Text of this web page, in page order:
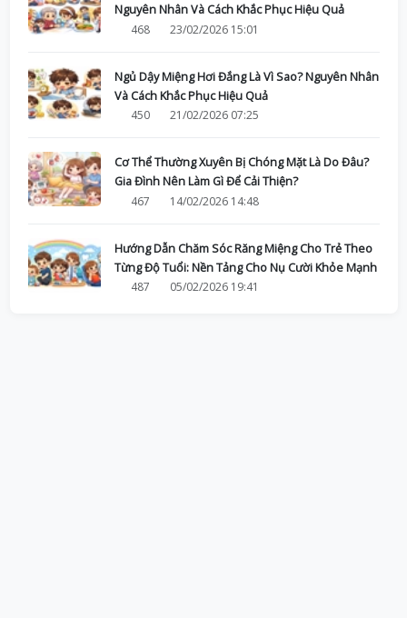
Nguyên Nhân Và Cách Khắc Phục Hiệu Quả
468
23/02/2026 15:01
Ngủ Dậy Miệng Hơi Đắng Là Vì Sao? Nguyên Nhân
Và Cách Khắc Phục Hiệu Quả
450
21/02/2026 07:25
Cơ Thể Thường Xuyên Bị Chóng Mặt Là Do Đâu?
Gia Đình Nên Làm Gì Để Cải Thiện?
467
14/02/2026 14:48
Hướng Dẫn Chăm Sóc Răng Miệng Cho Trẻ Theo
Từng Độ Tuổi: Nền Tảng Cho Nụ Cười Khỏe Mạnh
487
05/02/2026 19:41